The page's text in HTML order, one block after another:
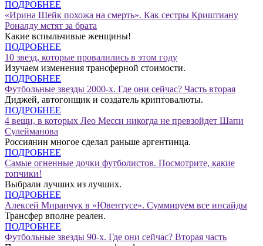
ПОДРОБНЕЕ
«Ирина Шейк похожа на смерть». Как сестры Криштиану
Роналду мстят за брата
Какие вспыльчивые женщины!
ПОДРОБНЕЕ
10 звезд, которые провалились в этом году
Изучаем изменения трансферной стоимости.
ПОДРОБНЕЕ
Футбольные звезды 2000-х. Где они сейчас? Часть вторая
Диджей, автогонщик и создатель криптовалюты.
ПОДРОБНЕЕ
4 вещи, в которых Лео Месси никогда не превзойдет Шапи
Сулейманова
Россиянин многое сделал раньше аргентинца.
ПОДРОБНЕЕ
Самые огненные дочки футболистов. Посмотрите, какие
топчики!
Выбрали лучших из лучших.
ПОДРОБНЕЕ
Алексей Миранчук в «Ювентусе». Суммируем все инсайды
Трансфер вполне реален.
ПОДРОБНЕЕ
Футбольные звезды 90-х. Где они сейчас? Вторая часть